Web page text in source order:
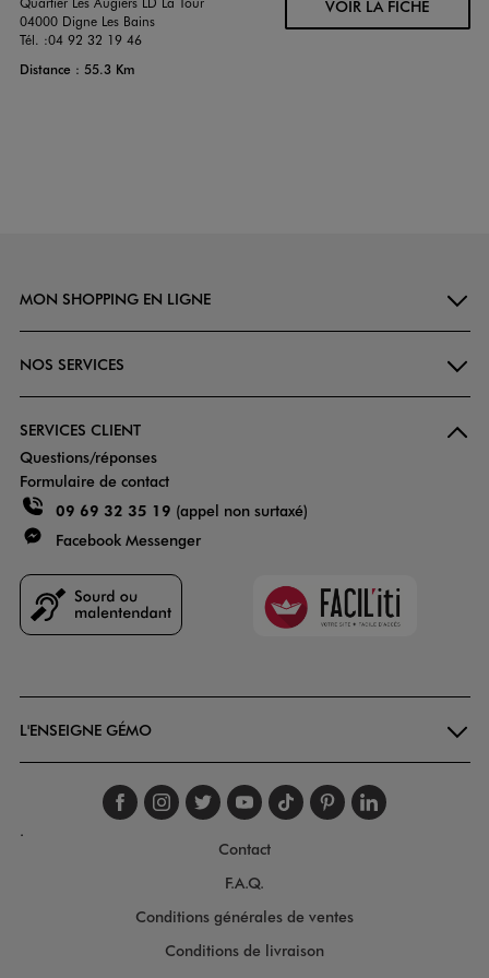
04000 Digne Les Bains
Tél. :04 92 32 19 46
Distance : 55.3 Km
VOIR LA FICHE
MON SHOPPING EN LIGNE
NOS SERVICES
SERVICES CLIENT
Questions/réponses
Formulaire de contact
09 69 32 35 19 (appel non surtaxé)
Facebook Messenger
Faciliti
L'ENSEIGNE GÉMO
Suivez-nous sur
Suivez-nous sur
Suivez-nous sur
Suivez-nous
Suivez-nous
Suivez-
.
Contact
F.A.Q.
Conditions générales de ventes
Conditions de livraison